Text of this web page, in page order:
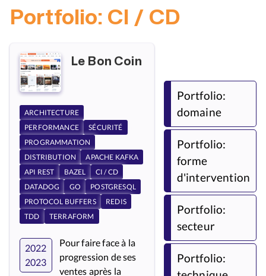
Portfolio: CI / CD
Le Bon Coin
ARCHITECTURE
PERFORMANCE
SÉCURITÉ
PROGRAMMATION
DISTRIBUTION
APACHE KAFKA
API REST
BAZEL
CI / CD
DATADOG
GO
POSTGRESQL
PROTOCOL BUFFERS
REDIS
TDD
TERRAFORM
2022
2023
Pour faire face à la
progression de ses
ventes après la
Portfolio:
domaine
Portfolio:
forme
d'intervention
Portfolio:
secteur
Portfolio: